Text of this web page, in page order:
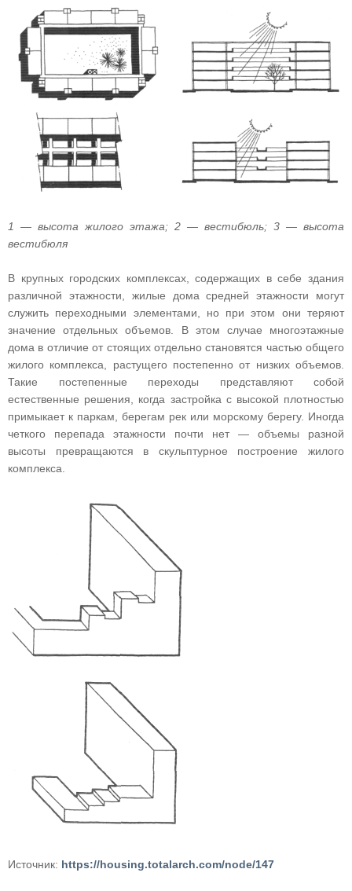
1 — высота жилого этажа; 2 — вестибюль; 3 — высота
вестибюля
В крупных городских комплексах, содержащих в себе здания
различной этажности, жилые дома средней этажности могут
служить переходными элементами, но при этом они теряют
значение отдельных объемов. В этом случае многоэтажные
дома в отличие от стоящих отдельно становятся частью общего
жилого комплекса, растущего постепенно от низких объемов.
Такие постепенные переходы представляют собой
естественные решения, когда застройка с высокой плотностью
примыкает к паркам, берегам рек или морскому берегу. Иногда
четкого перепада этажности почти нет — объемы разной
высоты превращаются в скульптурное построение жилого
комплекса.
Источник: https://housing.totalarch.com/node/147